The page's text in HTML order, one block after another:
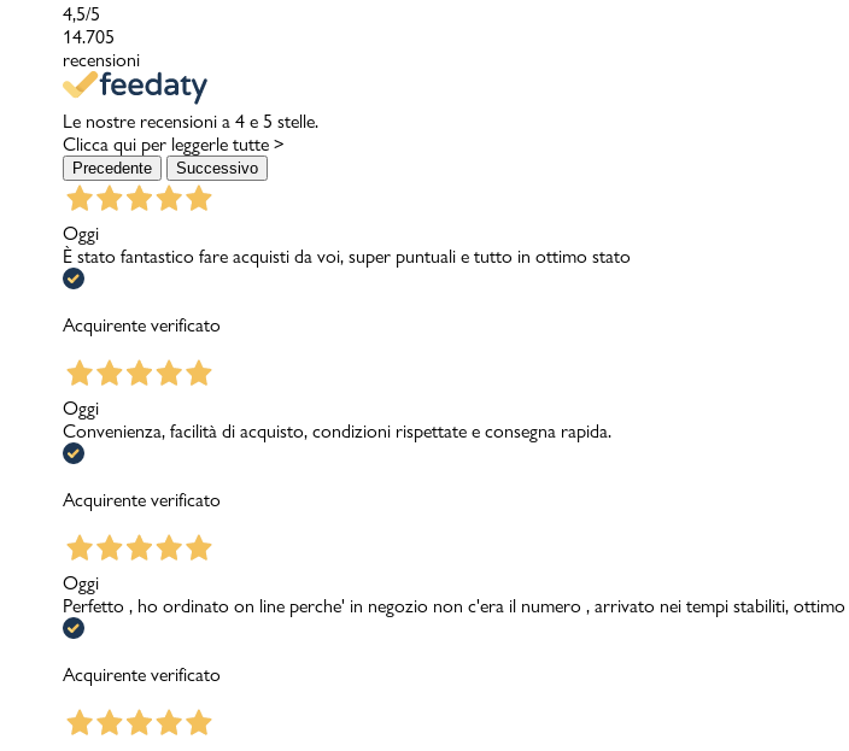
4,5/5
14.705
recensioni
Le nostre recensioni a 4 e 5 stelle.
Clicca qui per leggerle tutte >
Precedente Successivo
Oggi
È stato fantastico fare acquisti da voi, super puntuali e tutto in ottimo stato
Acquirente verificato
Oggi
Convenienza, facilità di acquisto, condizioni rispettate e consegna rapida.
Acquirente verificato
Oggi
Perfetto , ho ordinato on line perche' in negozio non c'era il numero , arrivato nei tempi stabiliti,
Acquirente verificato